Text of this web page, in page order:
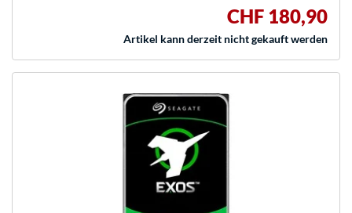
CHF 180,90
Artikel kann derzeit nicht gekauft werden